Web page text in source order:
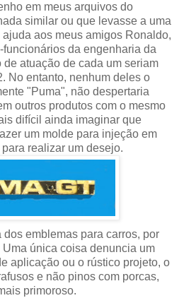
em meus arquivos do
similar ou que levasse a uma
aos meus amigos Ronaldo,
da engenharia da
atuação de cada um seriam
No entanto, nenhum deles o
"Puma", não despertaria
outros produtos com o mesmo
difícil ainda imaginar que
um molde para injeção em
realizar um desejo.
emblemas para carros, por
única coisa denuncia um
aplicação ou o rústico projeto, o
e não pinos com porcas,
primoroso.